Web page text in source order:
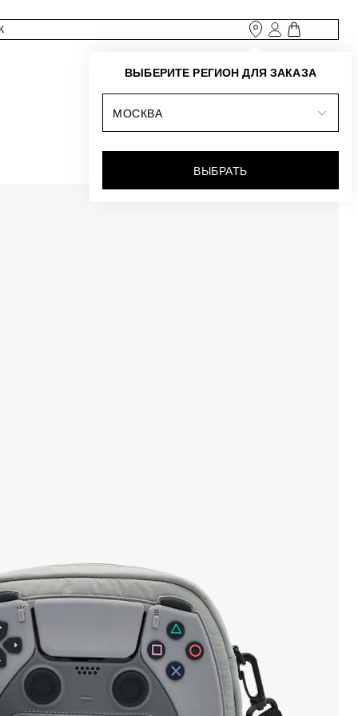
ВЫБЕРИТЕ РЕГИОН ДЛЯ ЗАКАЗА
МОСКВА
ВЫБРАТЬ